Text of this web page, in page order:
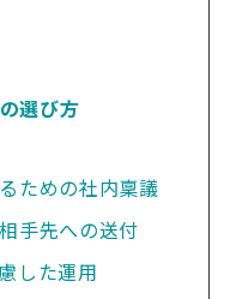
選び方
ための社内稟議
手先への送付
した運用